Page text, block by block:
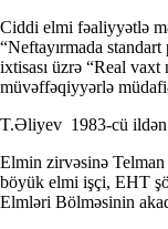
Ciddi elmi fəaliyyətlə
“Neftayırmada
ixtisası üzrə “Real
müvəffəqiyyərlə
T.Əliyev 1983-cü ildən
Elmin zirvəsinə
böyük elmi işçi, EHT
Elmləri Bölməsinin